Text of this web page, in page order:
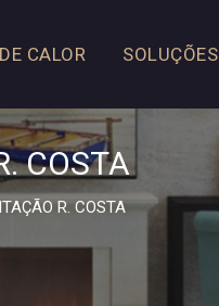
CALOR SOLUÇÕES
COSTA
R. COSTA